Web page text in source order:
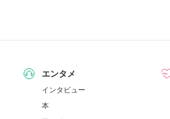
エンタメ
インタビュー
本